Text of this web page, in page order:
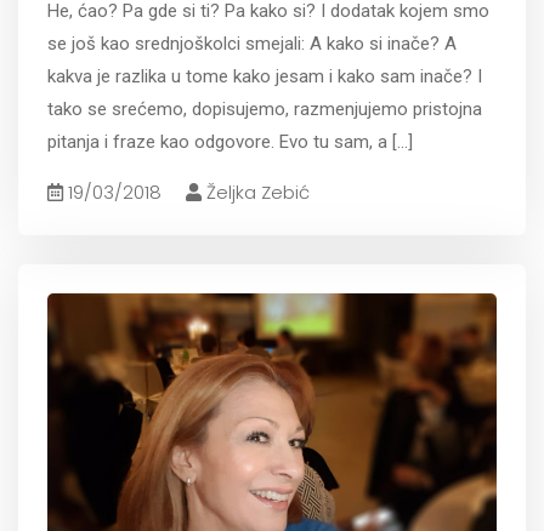
He, ćao? Pa gde si ti? Pa kako si? I dodatak kojem smo
se još kao srednjoškolci smejali: A kako si inače? A
kakva je razlika u tome kako jesam i kako sam inače? I
tako se srećemo, dopisujemo, razmenjujemo pristojna
pitanja i fraze kao odgovore. Evo tu sam, a [...]
19/03/2018 Željka Zebić